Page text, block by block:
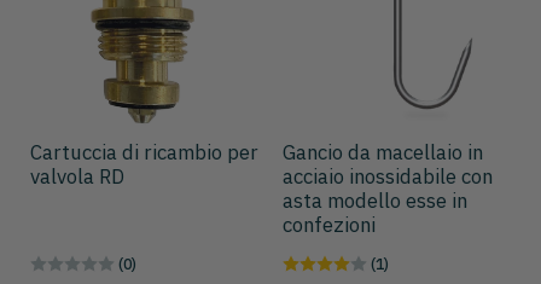
Cartuccia di ricambio per
valvola RD
(0)
Gancio da macellaio in
acciaio inossidabile con
asta modello esse in
confezioni
(1)